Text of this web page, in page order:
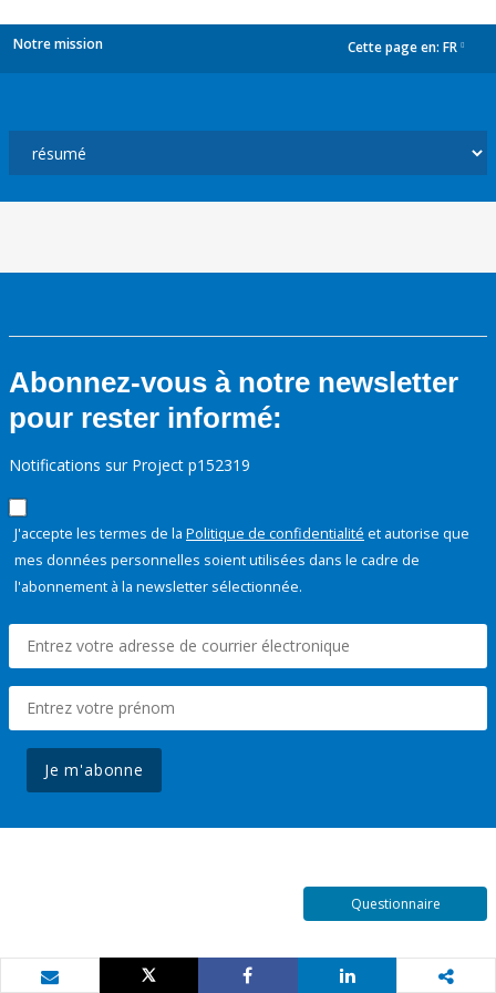
Notre mission Cette page en: FR
Abonnez-vous à notre newsletter
pour rester informé:
Notifications sur Project p152319
J'accepte les termes de la Politique de confidentialité et autorise que
mes données personnelles soient utilisées dans le cadre de
l'abonnement à la newsletter sélectionnée.
Je m'abonne
Questionnaire